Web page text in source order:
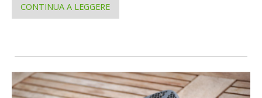
CONTINUA A LEGGERE